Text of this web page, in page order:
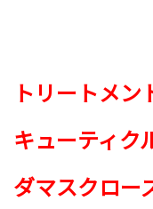
トリートメン
キューティク
ダマスクロー